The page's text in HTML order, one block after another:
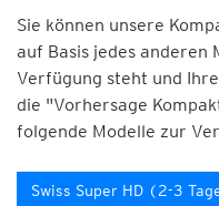
Sie können unsere
auf Basis jedes anderen
Verfügung steht und
die "Vorhersage
folgende Modelle zur
Swiss Super HD (2-3